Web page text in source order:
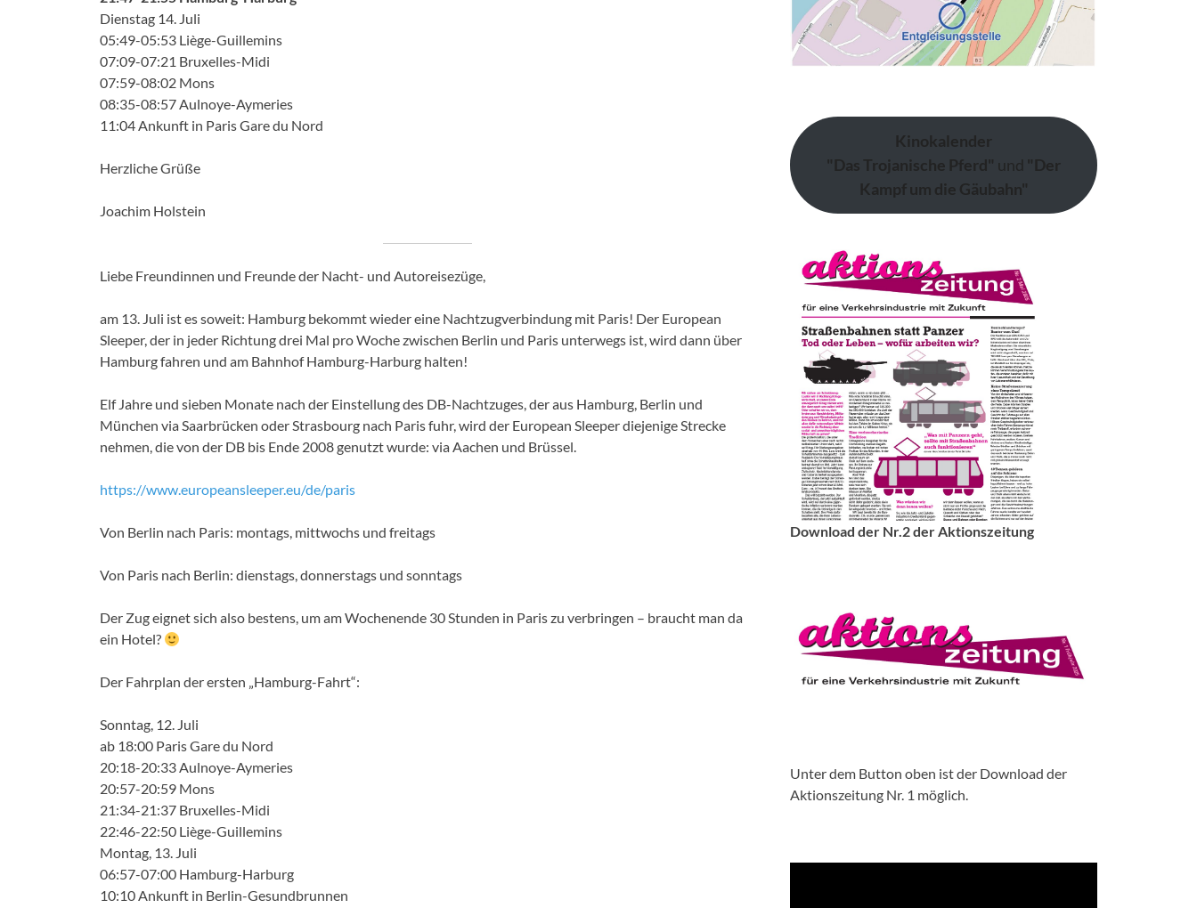
Dienstag 14. Juli
05:49-05:53 Liège-Guillemins
07:09-07:21 Bruxelles-Midi
07:59-08:02 Mons
08:35-08:57 Aulnoye-Aymeries
11:04 Ankunft in Paris Gare du Nord
Herzliche Grüße
Joachim Holstein
Liebe Freundinnen und Freunde der Nacht- und Autoreisezüge,
am 13. Juli ist es soweit: Hamburg bekommt wieder eine Nachtzugverbindung mit Paris! Der European
Sleeper, der in jeder Richtung drei Mal pro Woche zwischen Berlin und Paris unterwegs ist, wird dann über
Hamburg fahren und am Bahnhof Hamburg-Harburg halten!
Elf Jahre und sieben Monate nach der Einstellung des DB-Nachtzuges, der aus Hamburg, Berlin und
München via Saarbrücken oder Strasbourg nach Paris fuhr, wird der European Sleeper diejenige Strecke
nehmen, die von der DB bis Ende 2008 genutzt wurde: via Aachen und Brüssel.
https://www.europeansleeper.eu/de/paris
Von Berlin nach Paris: montags, mittwochs und freitags
Von Paris nach Berlin: dienstags, donnerstags und sonntags
Der Zug eignet sich also bestens, um am Wochenende 30 Stunden in Paris zu verbringen – braucht man da
ein Hotel?
Der Fahrplan der ersten „Hamburg-Fahrt“:
Sonntag, 12. Juli
ab 18:00 Paris Gare du Nord
20:18-20:33 Aulnoye-Aymeries
20:57-20:59 Mons
21:34-21:37 Bruxelles-Midi
22:46-22:50 Liège-Guillemins
Montag, 13. Juli
06:57-07:00 Hamburg-Harburg
10:10 Ankunft in Berlin-Gesundbrunnen
Kinokalender
"Das Trojanische Pferd" und "Der
Kampf um die Gäubahn"
Download der Nr.2 der Aktionszeitung
Unter dem Button oben ist der Download der
Aktionszeitung Nr. 1 möglich.